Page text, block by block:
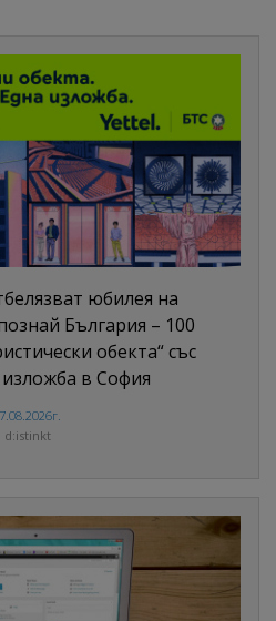
юбилея на
България – 100
обекта“ със
в София
d:istinkt